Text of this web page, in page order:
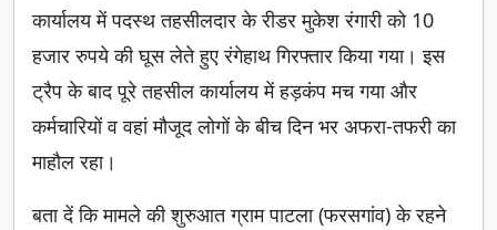
कार्यालय में पदस्थ तहसीलदार के रीडर मुकेश रंगारी को 10
हजार रुपये की घूस लेते हुए रंगेहाथ गिरफ्तार किया गया। इस
ट्रैप के बाद पूरे तहसील कार्यालय में हड़कंप मच गया और
कर्मचारियों व वहां मौजूद लोगों के बीच दिन भर अफरा-तफरी का
माहौल रहा।
बता दें कि मामले की शुरुआत ग्राम पाटला (फरसगांव) के रहने